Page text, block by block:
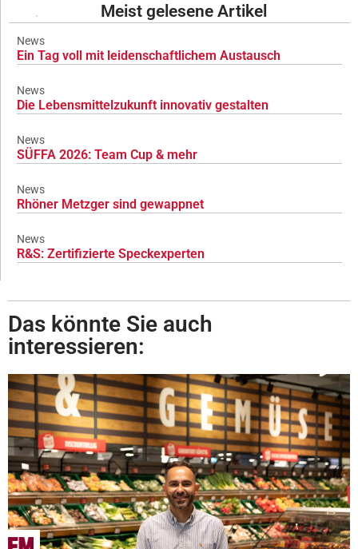
Meist gelesene Artikel
News
Ein Tag voll mit leidenschaftlichem Austausch
News
Die Lebensmittelzukunft innovativ gestalten
News
SÜFFA 2026: Team Cup & mehr
News
Rhöner Metzger sind gewappnet
News
R&S: Zertifizierte Speckexperten
Das könnte Sie auch
interessieren: